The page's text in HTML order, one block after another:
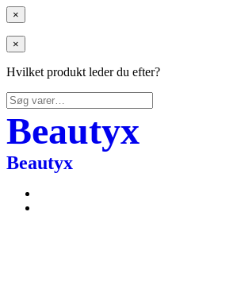
×
×
Hvilket produkt leder du efter?
Søg
efter:
Beautyx
Beautyx